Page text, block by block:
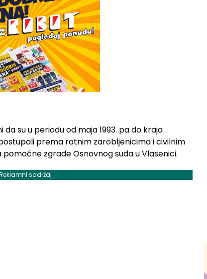
da su u periodu od maja 1993. pa do kraja
prema ratnim zarobljenicima i civilnim
zgrade Osnovnog suda u Vlasenici.
sadržaj